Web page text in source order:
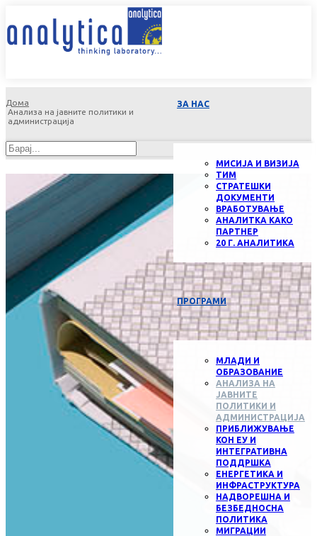
ЗА НАС
МИСИЈА И ВИЗИЈА
ТИМ
СТРАТЕШКИ
ДОКУМЕНТИ
ВРАБОТУВАЊЕ
АНАЛИТКА КАКО
ПАРТНЕР
20 Г. АНАЛИТИКА
ПРОГРАМИ
МЛАДИ И
ОБРАЗОВАНИЕ
АНАЛИЗА НА
ЈАВНИТЕ
ПОЛИТИКИ И
АДМИНИСТРАЦИЈА
ПРИБЛИЖУВАЊЕ
КОН ЕУ И
ИНТЕГРАТИВНА
ПОДДРШКА
ЕНЕРГЕТИКА И
ИНФРАСТРУКТУРА
НАДВОРЕШНА И
БЕЗБЕДНОСНА
ПОЛИТИКА
МИГРАЦИИ
Дома
Анализа на јавните политики и
администрација